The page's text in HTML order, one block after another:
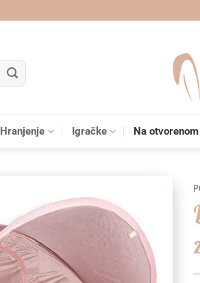
Hranjenje Igračke Na otvorenom
Add to
wishlist